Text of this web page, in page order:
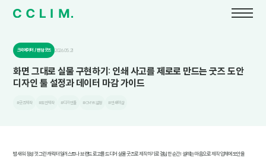
크리에이터 / 팬덤 굿즈 2026.05.21
화면 그대로 실물 구현하기: 인쇄 사고를 제로로 만드는 굿즈 도안
디자인 툴 설정과 데이터 마감 가이드
#굿즈제작 #도안제작 #디자인툴 #CMYK설정 #인쇄마감
밤새워 정성껏 그린 캐릭터 일러스트나 브랜드 로고를 드디어 실물 굿즈로 제작하기로 결심한 순간! 설레는 마음으로 제작 업체에 도안을